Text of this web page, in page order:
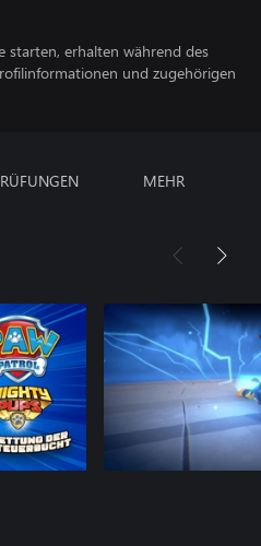
starten, erhalten während des
und zugehörigen
MEHR